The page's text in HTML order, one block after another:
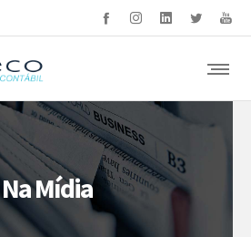
Na Mídia